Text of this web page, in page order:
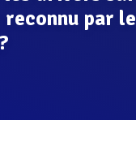
par le